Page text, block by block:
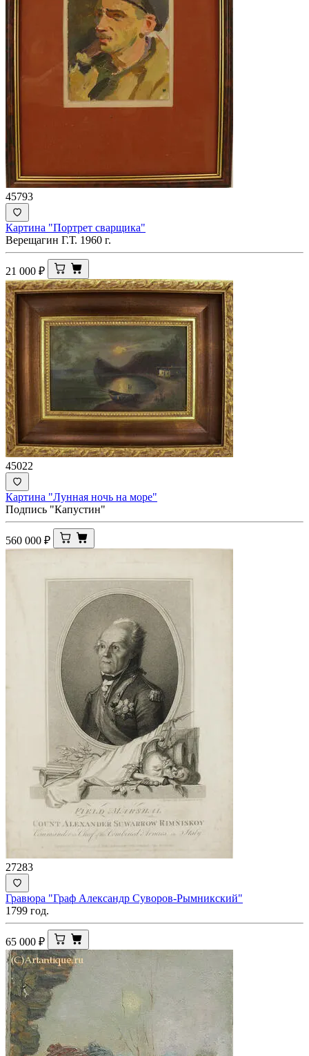
45793
Картина "Портрет сварщика"
Верещагин Г.Т. 1960 г.
21 000 ₽
45022
Картина "Лунная ночь на море"
Подпись "Капустин"
560 000 ₽
27283
Гравюра "Граф Александр Суворов-Рымникский"
1799 год.
65 000 ₽